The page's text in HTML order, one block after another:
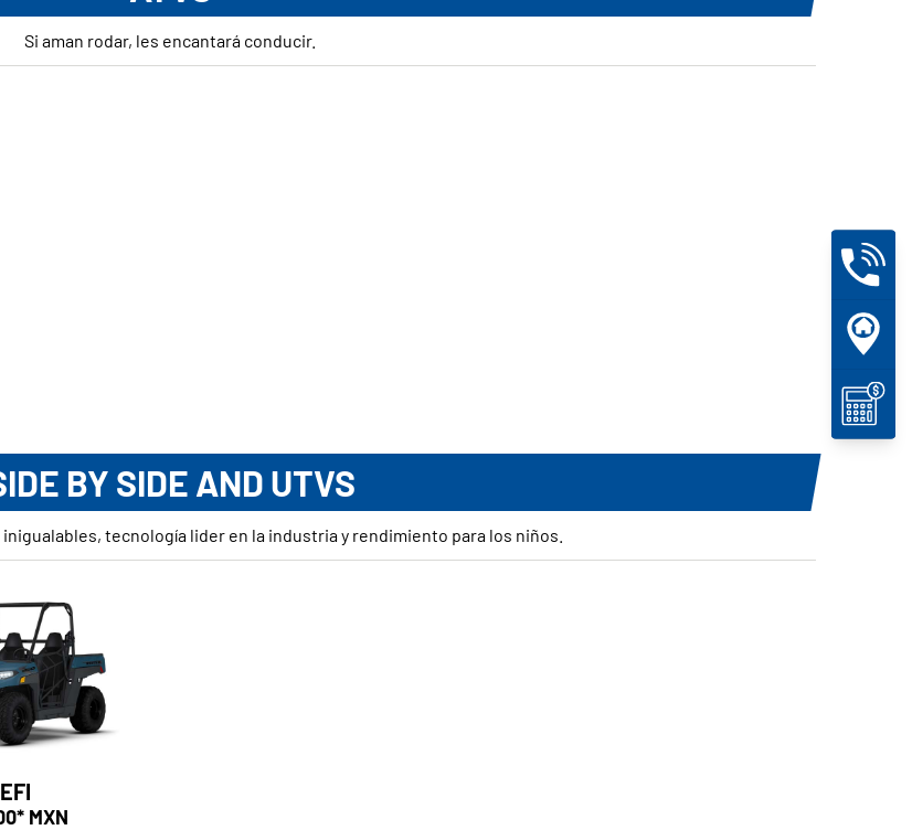
Si aman rodar, les encantará conducir.
BY SIDE AND UTVS
tecnología lider en la industria y rendimiento para los niños.
MXN